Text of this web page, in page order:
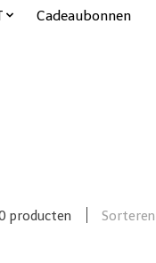
Cadeaubonnen
producten